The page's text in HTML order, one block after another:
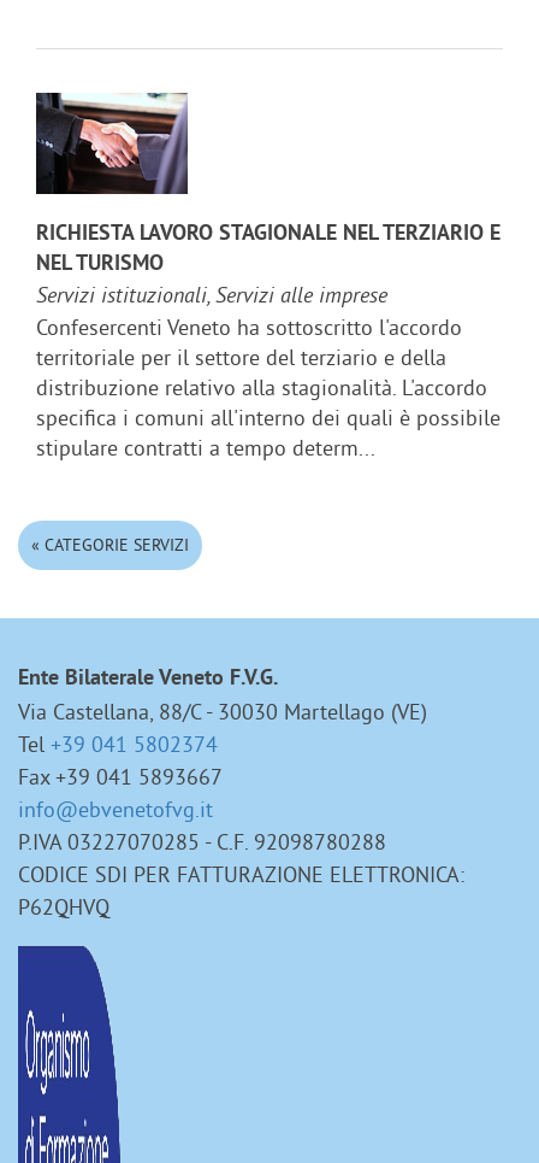
RICHIESTA LAVORO STAGIONALE NEL TERZIARIO E
NEL TURISMO
Servizi istituzionali, Servizi alle imprese
Confesercenti Veneto ha sottoscritto l'accordo
territoriale per il settore del terziario e della
distribuzione relativo alla stagionalità. L'accordo
specifica i comuni all'interno dei quali è possibile
stipulare contratti a tempo determ...
« CATEGORIE SERVIZI
Ente Bilaterale Veneto F.V.G.
Via Castellana, 88/C - 30030 Martellago (VE)
Tel +39 041 5802374
Fax +39 041 5893667
info@ebvenetofvg.it
P.IVA 03227070285 - C.F. 92098780288
CODICE SDI PER FATTURAZIONE ELETTRONICA:
P62QHVQ